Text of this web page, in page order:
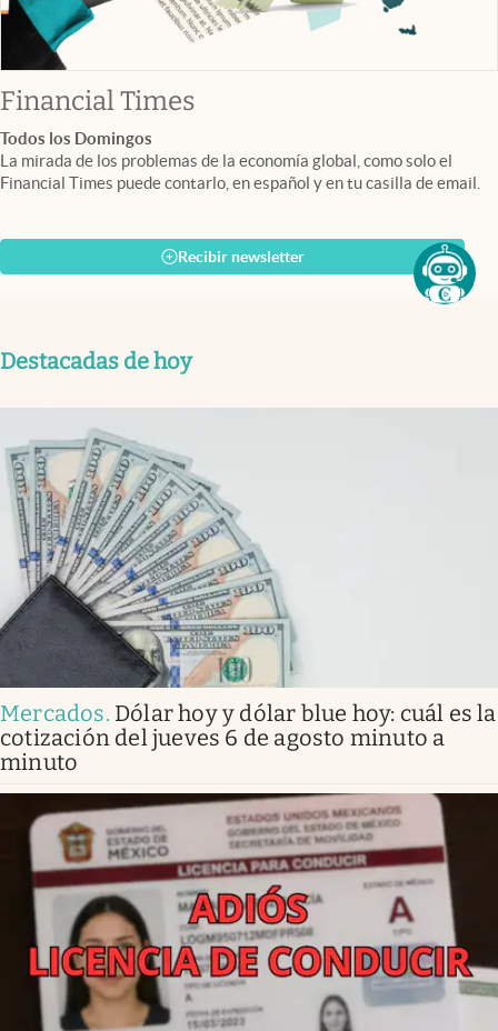
Financial Timesabre en nueva pestaña
Todos los Domingos
La mirada de los problemas de la economía global, como solo el
Financial Times puede contarlo, en español y en tu casilla de email.
Recibir newsletter
Destacadas de hoy
Mercados. Dólar hoy y dólar blue hoy: cuál es la
cotización del jueves 6 de agosto minuto a
minuto